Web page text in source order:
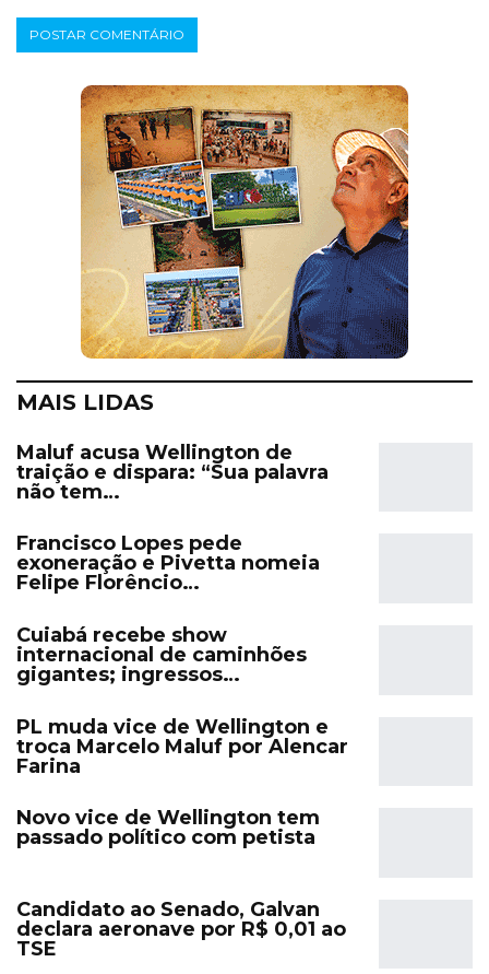
MAIS LIDAS
Maluf acusa Wellington de
traição e dispara: “Sua palavra
não tem…
Francisco Lopes pede
exoneração e Pivetta nomeia
Felipe Florêncio…
Cuiabá recebe show
internacional de caminhões
gigantes; ingressos…
PL muda vice de Wellington e
troca Marcelo Maluf por Alencar
Farina
Novo vice de Wellington tem
passado político com petista
Candidato ao Senado, Galvan
declara aeronave por R$ 0,01 ao
TSE